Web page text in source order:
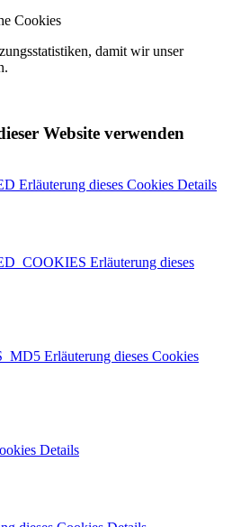
Cookies
damit wir unser
Website verwenden
Erläuterung dieses Cookies Details
Erläuterung dieses
Erläuterung dieses Cookies
Details